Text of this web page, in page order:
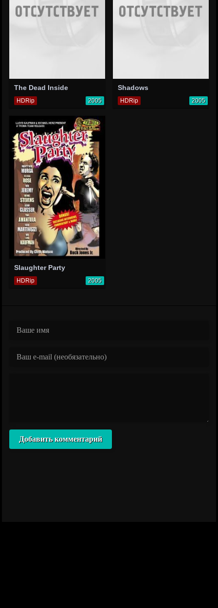
The Dead Inside
HDRip 2005
Shadows
HDRip 2005
Slaughter Party
HDRip 2005
Добавить комментарий